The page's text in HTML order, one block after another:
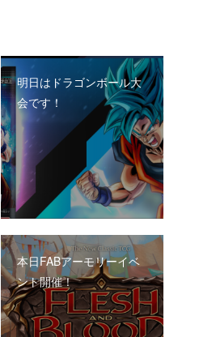
明日はドラゴンボール大
会です！
本日FABアーモリーイベ
ント開催！